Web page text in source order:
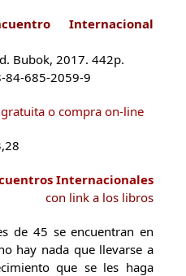
Internacional
Bubok, 2017. 442p.
84-685-2059-9
gratuita o compra on-line
Internacionales
con link a los libros
de 45 se encuentran en
hay nada que llevarse a
que se les haga